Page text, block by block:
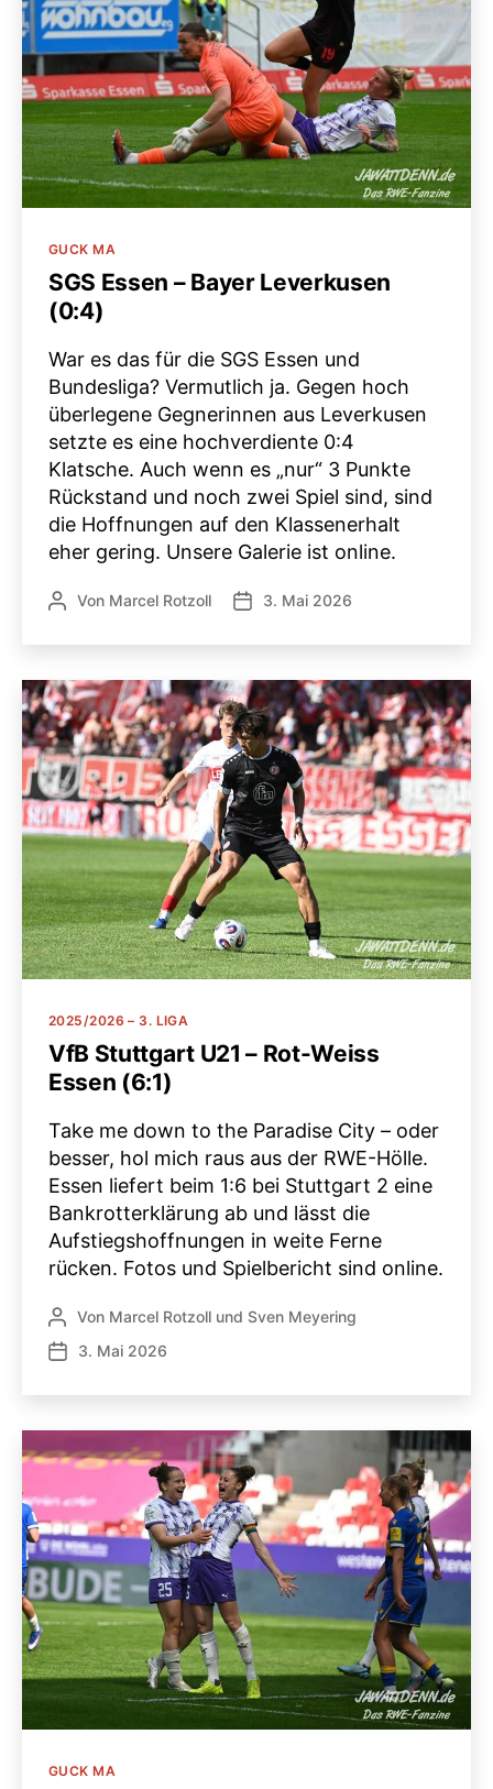
Kategorien
GUCK MA
SGS Essen – Bayer Leverkusen
(0:4)
War es das für die SGS Essen und
Bundesliga? Vermutlich ja. Gegen hoch
überlegene Gegnerinnen aus Leverkusen
setzte es eine hochverdiente 0:4
Klatsche. Auch wenn es „nur“ 3 Punkte
Rückstand und noch zwei Spiel sind, sind
die Hoffnungen auf den Klassenerhalt
eher gering. Unsere Galerie ist online.
Beitragsautor
Von Marcel Rotzoll Veröffentlichungsdatum
3. Mai 2026
Kategorien
2025/2026 – 3. LIGA
VfB Stuttgart U21 – Rot-Weiss
Essen (6:1)
Take me down to the Paradise City – oder
besser, hol mich raus aus der RWE-Hölle.
Essen liefert beim 1:6 bei Stuttgart 2 eine
Bankrotterklärung ab und lässt die
Aufstiegshoffnungen in weite Ferne
rücken. Fotos und Spielbericht sind online.
Beitragsautor
Von Marcel Rotzoll und Sven Meyering
Veröffentlichungsdatum
3. Mai 2026
Kategorien
GUCK MA